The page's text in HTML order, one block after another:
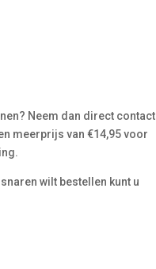
Neem dan direct contact
meerprijs van €14,95 voor
wilt bestellen kunt u